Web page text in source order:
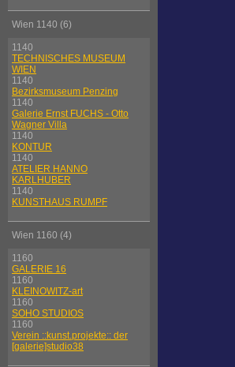
Wien 1140 (6)
1140
TECHNISCHES MUSEUM
WIEN
1140
Bezirksmuseum Penzing
1140
Galerie Ernst FUCHS - Otto
Wagner Villa
1140
KONTUR
1140
ATELIER HANNO
KARLHUBER
1140
KUNSTHAUS RUMPF
Wien 1160 (4)
1160
GALERIE 16
1160
KLEINOWITZ-art
1160
SOHO STUDIOS
1160
Verein ::kunst.projekte:: der
[galerie]studio38